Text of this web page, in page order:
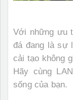
Với những ưu
đá đang là sự
cải tạo không
Hãy cùng
sống của bạn.